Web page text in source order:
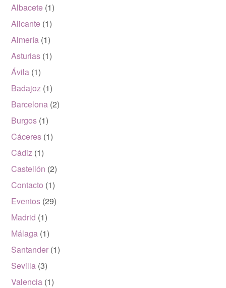
Albacete (1)
Alicante (1)
Almería (1)
Asturias (1)
Ávila (1)
Badajoz (1)
Barcelona (2)
Burgos (1)
Cáceres (1)
Cádiz (1)
Castellón (2)
Contacto (1)
Eventos (29)
Madrid (1)
Málaga (1)
Santander (1)
Sevilla (3)
Valencia (1)